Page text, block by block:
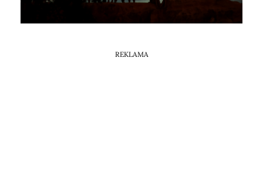
REKLAMA